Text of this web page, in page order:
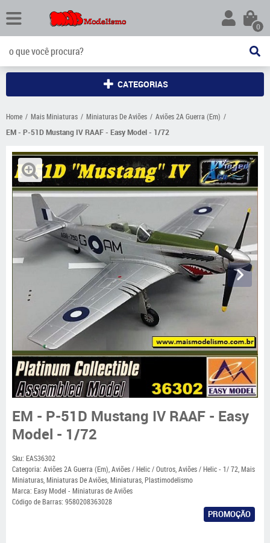
0
CATEGORIAS
Home Mais Miniaturas Miniaturas De Aviões
Aviões 2A Guerra (Em)
EM - P-51D Mustang IV RAAF - Easy Model - 1/72
EM - P-51D Mustang IV RAAF - Easy
Model - 1/72
Sku: EAS36302
Categoria: Aviões 2A Guerra (Em),Aviões / Helic / Outros,Aviões / Helic - 1/ 72,Mais
Miniaturas,Miniaturas De Aviões,Miniaturas,Plastimodelismo
Marca: Easy Model - Miniaturas de Aviões
Código de Barras: 9580208363028
PROMOÇÃO